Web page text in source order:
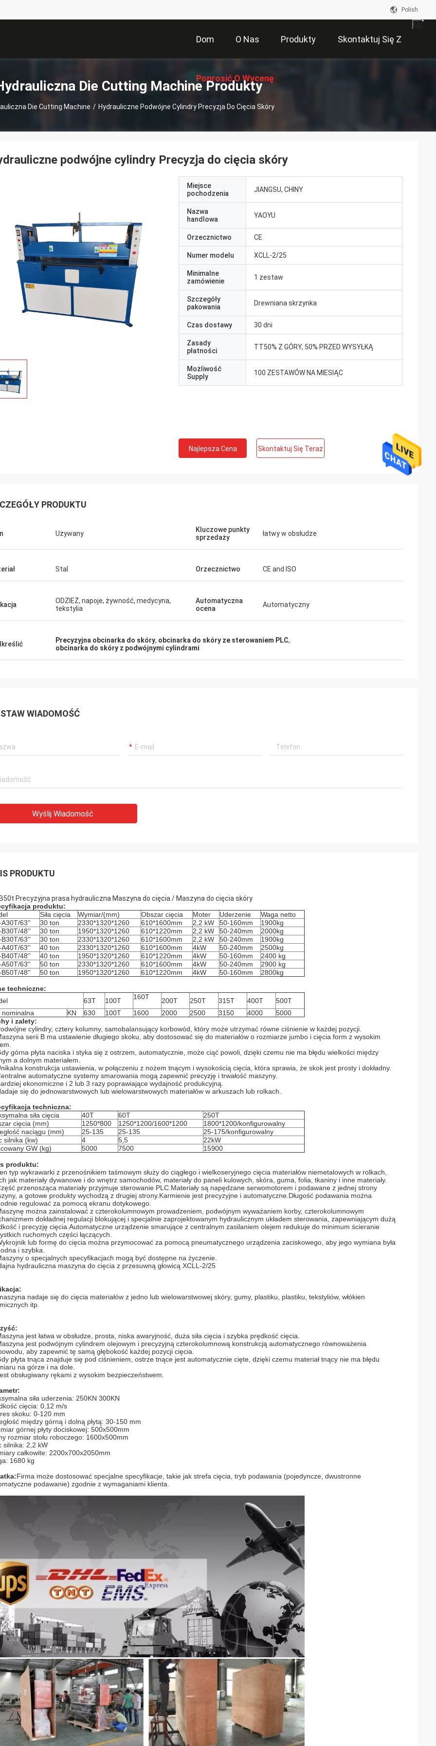
Polish
Dom O Nas Produkty Skontaktuj Się Z
Poprosić O Wycenę
Die Cutting Machine Produkty
Die Cutting Machine / Hydrauliczne Podwójne Cylindry Precyzja Do Cięcia Skóry
podwójne cylindry Precyzja do cięcia skóry
Miejsce
pochodzenia
JIANGSU, CHINY
Nazwa
handlowa
YAOYU
Orzecznictwo CE
Numer modelu XCLL-2/25
Minimalne
zamówienie
1 zestaw
Szczegóły
pakowania
Drewniana skrzynka
Czas dostawy 30 dni
Zasady
płatności
TT50% Z GÓRY, 50% PRZED WYSYŁKĄ
Możliwość
Supply
100 ZESTAWÓW NA MIESIĄC
Najlepsza Cena Skontaktuj Się Teraz
PRODUKTU
Używany
Kluczowe punkty
sprzedaży
łatwy w obsłudze
Stal Orzecznictwo CE and ISO
ODZIEŻ, napoje, żywność, medycyna,
tekstylia
Automatyczna
ocena
Automatyczny
Precyzyjna obcinarka do skóry, obcinarka do skóry ze sterowaniem PLC,
obcinarka do skóry z podwójnymi cylindrami
WIADOMOŚĆ
Wyślij Wiadomość
PRODUKTU
Precyzyjna prasa hydrauliczna Maszyna do cięcia / Maszyna do cięcia skóry
produktu:
Siła cięcia Wymiar/(mm) Obszar cięcia Moter Uderzenie
Waga netto
A30T/63''
30 ton 2330*1320*1260 610*1600mm 2,2 kW 50-160mm
1900kg
B30T/48''
30 ton 1950*1320*1260 610*1220mm 2,2 kW 50-240mm
2000kg
B30T/63''
30 ton 2330*1320*1260 610*1600mm 2,2 kW 50-240mm
1900kg
A40T/63''
40 ton 2330*1320*1260 610*1600mm 4kW 50-240mm
2500kg
B40T/48''
40 ton 1950*1320*1260 610*1220mm 4kW 50-160mm
2400 kg
A50T/63''
50 ton 2330*1320*1260 610*1600mm 4kW 50-240mm
2900 kg
B50T/48''
50 ton 1950*1320*1260 610*1220mm 4kW 50-160mm 2800kg
techniczne:
63T 100T 160T 200T 250T 315T 400T
500T
nominalna
KN 630 100T 1600 2000 2500 3150 4000
5000
i zalety:
cylindry, cztery kolumny, samobalansujący korbowód, który może utrzymać równe ciśnienie w każdej pozycji.
serii B ma ustawienie długiego skoku, aby dostosować się do materiałów o rozmiarze jumbo i cięcia form z wysokim
górna płyta naciska i styka się z ostrzem, automatycznie, może ciąć powoli, dzięki czemu nie ma błędu wielkości między
a dolnym materiałem.
konstrukcja ustawienia, w połączeniu z nożem tnącym i wysokością cięcia, która sprawia, że ​​​​skok jest prosty i dokładny.
automatyczne systemy smarowania mogą zapewnić precyzję i trwałość maszyny.
ekonomiczne i 2 lub 3 razy poprawiające wydajność produkcyjną.
się do jednowarstwowych lub wielowarstwowych materiałów w arkuszach lub rolkach.​
techniczna:
siła cięcia
40T 60T
250T
cięcia (mm)
1250*800 1250*1200/1600*1200
1800*1200/konfigurowalny
naciągu (mm)
25-135 25-135
25-175/konfigurowalny
silnika (kw)
4 5,5
22kW
GW (kg)
5000 7500 15900
produktu:
typ wykrawarki z przenośnikiem taśmowym służy do ciągłego i wielkoseryjnego cięcia materiałów niemetalowych w rolkach,
jak materiały dywanowe i do wnętrz samochodów, materiały do ​​paneli kulowych, skóra, guma, folia, tkaniny i inne materiały.
przenosząca materiały przyjmuje sterowanie PLC.Materiały są napędzane serwomotorem i podawane z jednej strony
a gotowe produkty wychodzą z drugiej strony.Karmienie jest precyzyjne i automatyczne.Długość podawania można
regulować za pomocą ekranu dotykowego.
można zainstalować z czterokolumnowym prowadzeniem, podwójnym wyważaniem korby, czterokolumnowym
dokładnej regulacji blokującej i specjalnie zaprojektowanym hydraulicznym układem sterowania, zapewniającym dużą
i precyzję cięcia.Automatyczne urządzenie smarujące z centralnym zasilaniem olejem redukuje do minimum ścieranie
ruchomych części łączących.
lub formę do cięcia można przymocować za pomocą pneumatycznego urządzenia zaciskowego, aby jego wymiana była
i szybka.
o specjalnych specyfikacjach mogą być dostępne na życzenie.
hydrauliczna maszyna do cięcia z przesuwną głowicą XCLL-2/25
nadaje się do cięcia materiałów z jedno lub wielowarstwowej skóry, gumy, plastiku, plastiku, tekstyliów, włókien
itp.
jest łatwa w obsłudze, prosta, niska awaryjność, duża siła cięcia i szybka prędkość cięcia.
jest podwójnym cylindrem olejowym i precyzyjną czterokolumnową konstrukcją automatycznego równoważenia
aby zapewnić tę samą głębokość każdej pozycji cięcia.
płyta tnąca znajduje się pod ciśnieniem, ostrze tnące jest automatycznie cięte, dzięki czemu materiał tnący nie ma błędu
na górze i na dole.
obsługiwany rękami z wysokim bezpieczeństwem.
siła uderzenia: 250KN 300KN
cięcia: 0,12 m/s
skoku: 0-120 mm
między górną i dolną płytą: 30-150 mm
górnej płyty dociskowej: 500x500mm
rozmiar stołu roboczego: 1600x500mm
silnika: 2,2 kW
całkowite: 2200x700x2050mm
1680 kg
Firma może dostosować specjalne specyfikacje, takie jak strefa cięcia, tryb podawania (pojedyncze, dwustronne
podawanie) zgodnie z wymaganiami klienta.